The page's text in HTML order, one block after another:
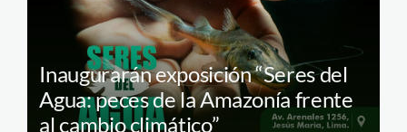
Inaugurarán exposición “Seres del
Agua: peces de la Amazonía frente
al cambio climático”